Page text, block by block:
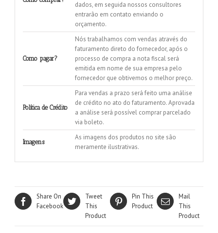
dados, em seguida nossos consultores
entrarão em contato enviando o
orçamento.
Como pagar?
Nós trabalhamos com vendas através do
faturamento direto do fornecedor, após o
processo de compra a nota fiscal será
emitida em nome de sua empresa pelo
fornecedor que obtivemos o melhor preço.
Política de Crédito
Para vendas a prazo será feito uma análise
de crédito no ato do faturamento. Aprovada
a análise será possível comprar parcelado
via boleto.
Imagens
As imagens dos produtos no site são
meramente ilustrativas.
Share On
Facebook
Tweet
This
Product
Pin This
Product
Mail
This
Product